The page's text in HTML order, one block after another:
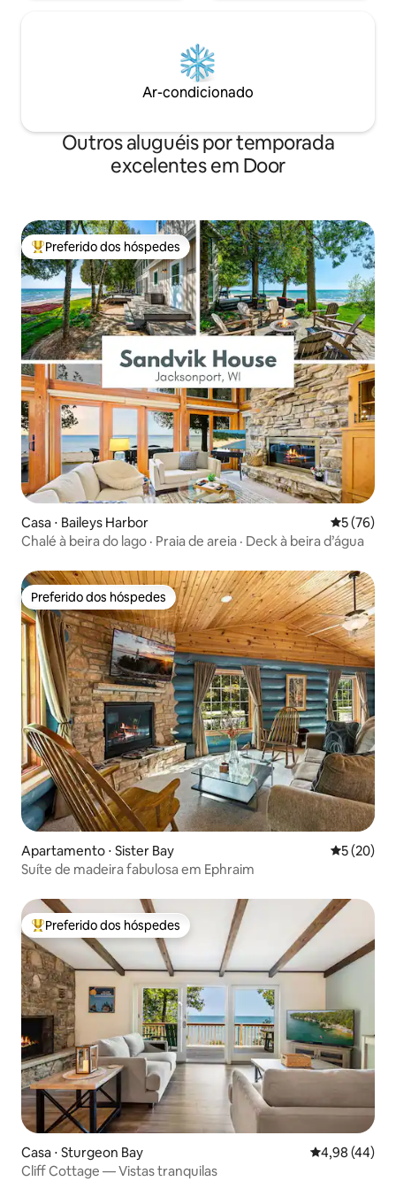
Ar-condicionado
Outros aluguéis por temporada
excelentes em Door
Entre os melhores preferidos dos hóspedes
Preferido dos hóspedes
Casa ⋅ Baileys Harbor 5 de uma
5 (76)
Chalé à beira do lago · Praia de areia · Deck à beira d’água
Preferido dos hóspedes
Preferido dos hóspedes
Apartamento ⋅ Sister Bay 5 de uma
5 (20)
Suíte de madeira fabulosa em Ephraim
Entre os melhores preferidos dos hóspedes
Preferido dos hóspedes
Casa ⋅ Sturgeon Bay 4,98 de uma
4,98 (44)
Cliff Cottage — Vistas tranquilas